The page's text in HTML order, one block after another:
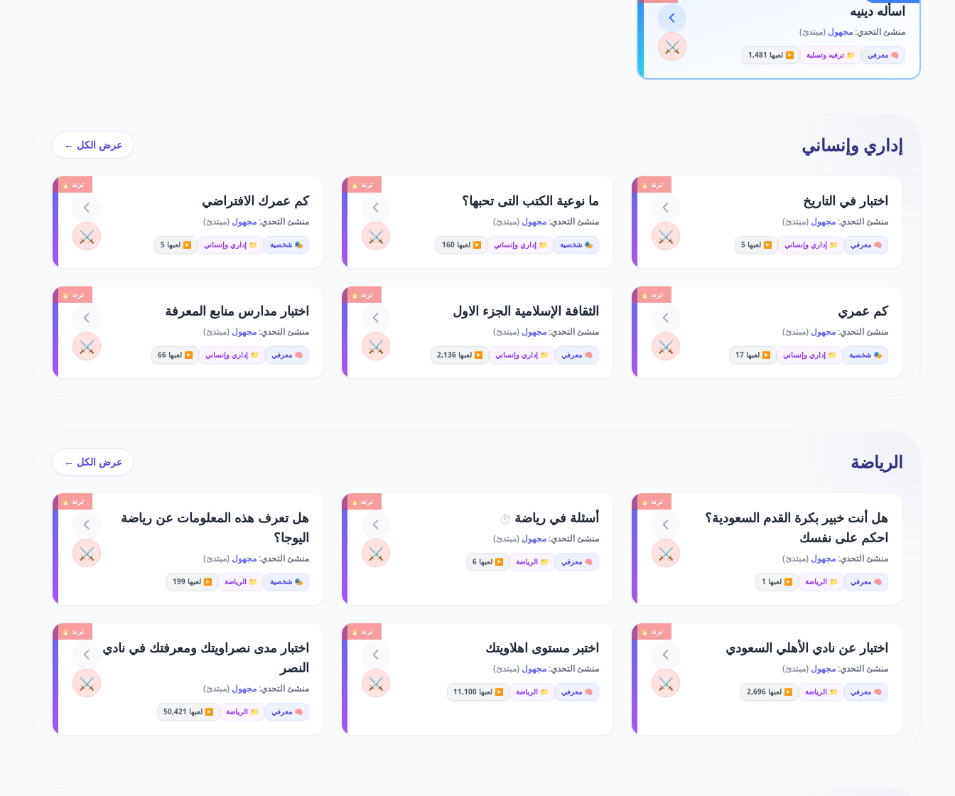
اسأله دينيه
منشئ التحدي:مجهول (مبتدئ)
🧠 معرفي 📁 ترفيه وتسلية ▶️ لعبها 1,481 ⚔️
إداري وإنساني عرض الكل ←
ترند 🔥
اختبار في التاريخ
منشئ التحدي:مجهول (مبتدئ)
🧠 معرفي 📁 إداري وإنساني ▶️ لعبها 5 ⚔️
ترند 🔥
ما نوعية الكتب التى تحبها؟
منشئ التحدي:مجهول(مبتدئ)
🎭 شخصية 📁 إداري وإنساني ▶️ لعبها 160 ⚔️
ترند 🔥
كم عمرك الافتراضي
منشئ التحدي:مجهول (مبتدئ)
🎭 شخصية 📁 إداري وإنساني ▶️ لعبها 5 ⚔️
ترند 🔥
كم عمري
منشئ التحدي:مجهول (مبتدئ)
🎭 شخصية 📁 إداري وإنساني ▶️ لعبها 17 ⚔️
ترند 🔥
الثقافة الإسلامية الجزء الاول
منشئ التحدي:مجهول(مبتدئ)
🧠 معرفي 📁 إداري وإنساني ▶️ لعبها 2,136 ⚔️
ترند 🔥
اختبار مدارس منابع المعرفة
منشئ التحدي:مجهول (مبتدئ)
🧠 معرفي 📁 إداري وإنساني ▶️ لعبها 66 ⚔️
الرياضة عرض الكل ←
ترند 🔥
هل أنت خبير بكرة القدم السعودية؟
احكم على نفسك
منشئ التحدي:مجهول (مبتدئ)
🧠 معرفي 📁 الرياضة ▶️ لعبها 1
⚔️
ترند 🔥
أسئلة في رياضة ⏱️
منشئ التحدي:مجهول(مبتدئ)
🧠 معرفي 📁 الرياضة ▶️ لعبها 6 ⚔️
ترند 🔥
هل تعرف هذه المعلومات عن رياضة
اليوجا؟
منشئ التحدي:مجهول (مبتدئ)
🎭 شخصية 📁 الرياضة ▶️ لعبها 199
⚔️
ترند 🔥
اختبار عن نادي الأهلي السعودي
منشئ التحدي:مجهول (مبتدئ)
🧠 معرفي 📁 الرياضة ▶️ لعبها 2,696 ⚔️
ترند 🔥
اختبر مستوى اهلاويتك
منشئ التحدي:مجهول(مبتدئ)
🧠 معرفي 📁 الرياضة ▶️ لعبها 11,100 ⚔️
ترند 🔥
اختبار مدى نصراويتك ومعرفتك في نادي
النصر
منشئ التحدي:مجهول (مبتدئ)
🧠 معرفي 📁 الرياضة ▶️ لعبها 50,421
⚔️